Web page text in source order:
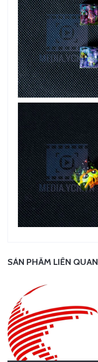
SẢN PHẨM LIÊN QUAN